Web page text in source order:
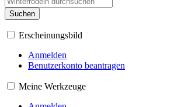
Suchen
Erscheinungsbild
Anmelden
Benutzerkonto beantragen
Meine Werkzeuge